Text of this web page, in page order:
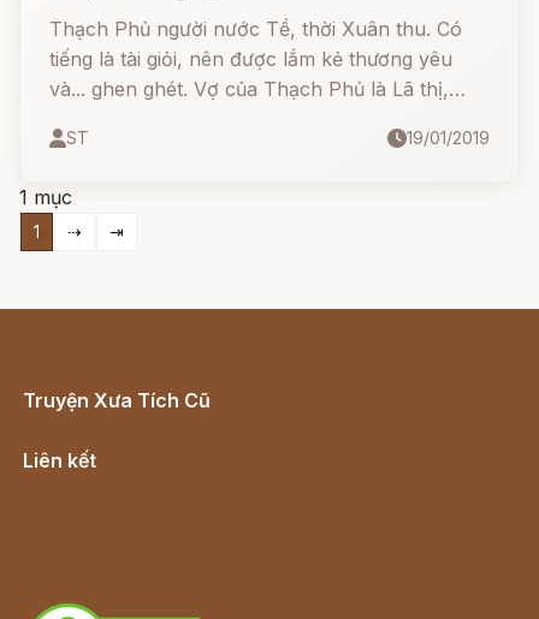
Thạch Phủ người nước Tề, thời Xuân thu. Có
tiếng là tài giỏi, nên được lắm kẻ thương yêu
và... ghen ghét. Vợ của Thạch Phủ là Lã thị,
ST 19/01/2019
1 mục
1 ⇢ ⇥
Truyện Xưa Tích Cũ
Liên kết